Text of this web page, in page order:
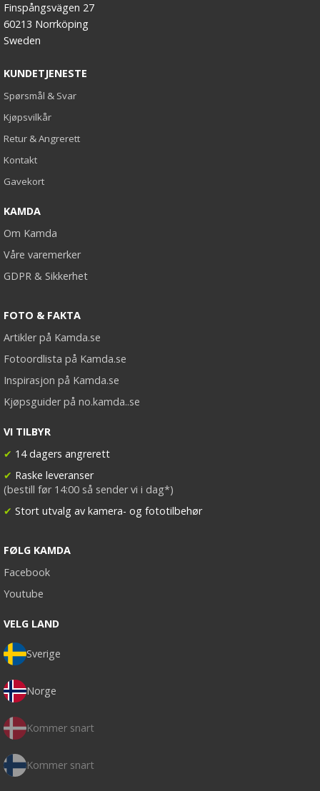
Finspångsvägen 27
60213 Norrköping
Sweden
KUNDETJENESTE
Spørsmål & Svar
Kjøpsvilkår
Retur & Angrerett
Kontakt
Gavekort
KAMDA
Om Kamda
Våre varemerker
GDPR & Sikkerhet
FOTO & FAKTA
Artikler på Kamda.se
Fotoordlista på Kamda.se
Inspirasjon på Kamda.se
Kjøpsguider på no.kamda..se
VI TILBYR
✔ 14 dagers angrerett
✔ Raske leveranser
(bestill før 14:00 så sender vi i dag*)
✔ Stort utvalg av kamera- og fototilbehør
FØLG KAMDA
Facebook
Youtube
VELG LAND
Sverige
Norge
Kommer snart
Kommer snart